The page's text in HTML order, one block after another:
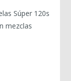
Súper 120s
mezclas